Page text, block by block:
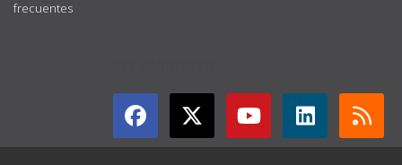
frecuentes